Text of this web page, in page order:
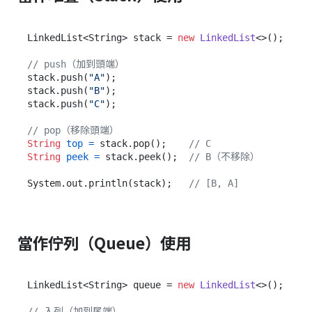
LinkedList<String> stack = new LinkedList<>();
// push（加到頭端）
stack.push( "A");
stack.push( "B");
stack.push( "C");
// pop（移除頭端）
String top = stack.pop();
// C
String peek = stack.peek(); // B（不移除）
System.out.println(stack); // [B, A]
當作佇列（Queue）使用
LinkedList<String> queue = new LinkedList<>();